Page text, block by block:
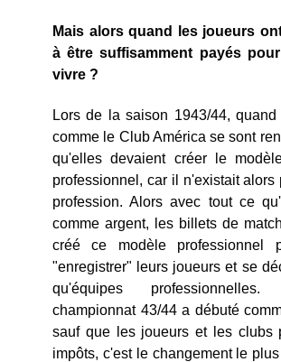
Mais alors quand les joueurs
à être suffisamment payés
vivre ?
Lors de la saison 1943/44,
comme le Club América se sont
qu'elles devaient créer le
professionnel, car il n'existait alors
profession. Alors avec tout ce
comme argent, les billets de
créé ce modèle professionnel
"enregistrer" leurs joueurs et se
qu'équipes
championnat 43/44 a débuté
sauf que les joueurs et les clubs
impôts, c'est le changement le